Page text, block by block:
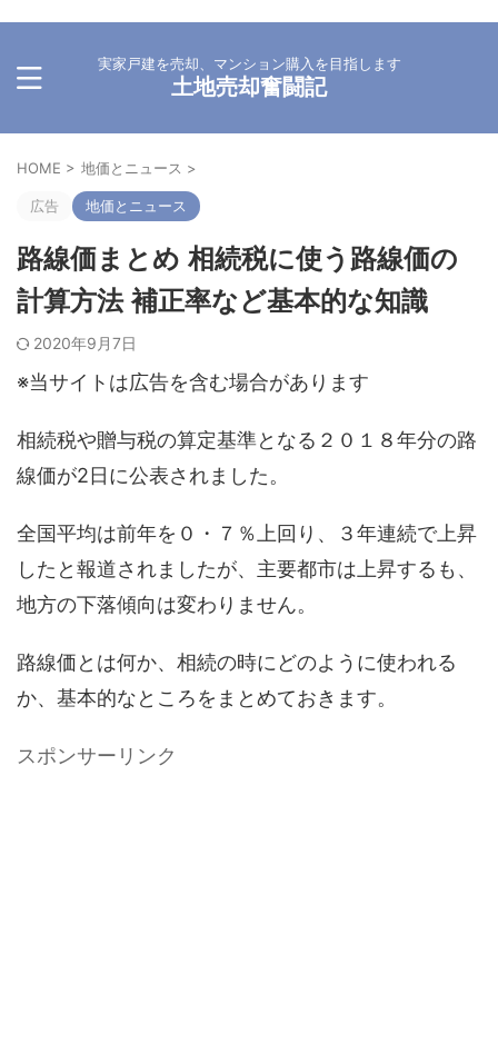
実家戸建を売却、マンション購入を目指します
土地売却奮闘記
HOME > 地価とニュース >
広告 地価とニュース
路線価まとめ 相続税に使う路線価の
計算方法 補正率など基本的な知識
2020年9月7日
※当サイトは広告を含む場合があります
相続税や贈与税の算定基準となる２０１８年分の路
線価が2日に公表されました。
全国平均は前年を０・７％上回り、３年連続で上昇
したと報道されましたが、主要都市は上昇するも、
地方の下落傾向は変わりません。
路線価とは何か、相続の時にどのように使われる
か、基本的なところをまとめておきます。
スポンサーリンク